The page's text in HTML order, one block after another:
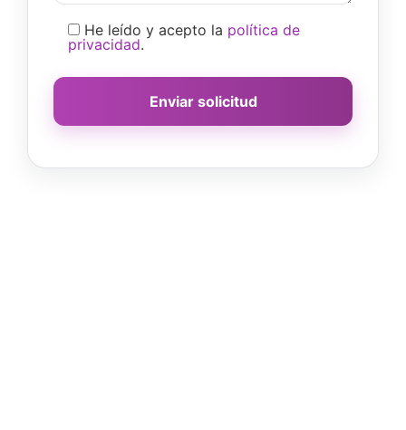
He leído y acepto la política de
privacidad.